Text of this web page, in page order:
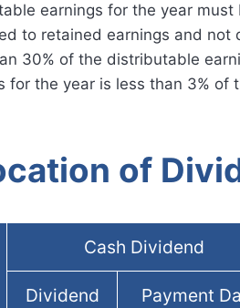
earnings for the year
to retained earnings and not
30% of the distributable
for the year is less than 3%
of
Cash Dividend
Dividend Payment